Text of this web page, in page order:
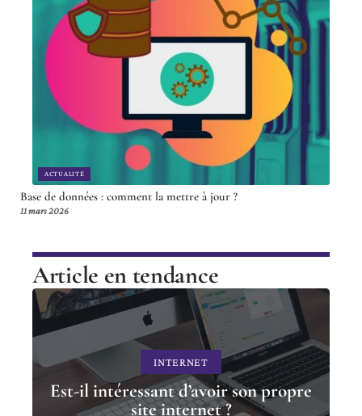
ACTUALITÉ
Base de données : comment la mettre à jour ?
11 mars 2026
Article en tendance
INTERNET
Est-il intéressant d’avoir son propre
site internet ?